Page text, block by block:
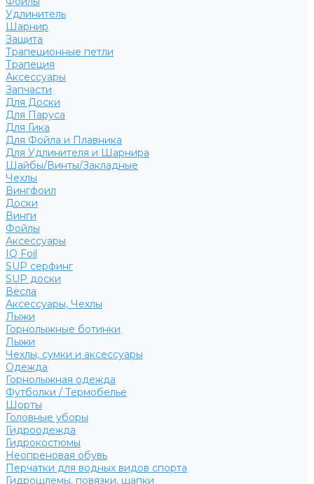
Удлинитель
Шарнир
Защита
Трапеционные петли
Трапеция
Аксессуары
Запчасти
Для Доски
Для Паруса
Для Гика
Для Фойла и Плавника
Для Удлинителя и Шарнира
Шайбы/Винты/Закладные
Чехлы
Вингфоил
Доски
Винги
Фойлы
Аксессуары
IQ Foil
SUP серфинг
SUP доски
Весла
Аксессуары, Чехлы
Лыжи
Горнолыжные ботинки
Лыжи
Чехлы, сумки и аксессуары
Одежда
Горнолыжная одежда
Футболки / Термобелье
Шорты
Головные уборы
Гидроодежда
Гидрокостюмы
Неопреновая обувь
Перчатки для водных видов спорта
Гидрошлемы, повязки, шапки